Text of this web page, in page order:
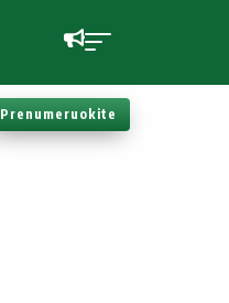
Prenumeruokite